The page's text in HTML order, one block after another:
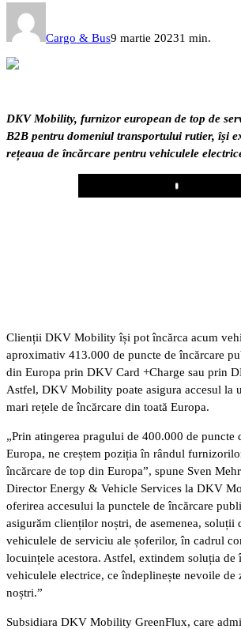
Cargo & Bus9 martie 20231 min.
DKV Mobility, furnizor european de top de
B2B pentru domeniul transportului rutier, își
rețeaua de încărcare pentru vehiculele
Play
Clienții DKV Mobility își pot încărca acum
aproximativ 413.000 de puncte de încărcare
din Europa prin DKV Card +Charge sau prin
Astfel, DKV Mobility poate asigura accesul la
mari rețele de încărcare din toată Europa.
„Prin atingerea pragului de 400.000 de puncte
Europa, ne creștem poziția în rândul
încărcare de top din Europa”, spune Sven
Director Energy & Vehicle Services la DKV
oferirea accesului la punctele de încărcare
asigurăm clienților noștri, de asemenea, soluții
vehiculele de serviciu ale șoferilor, în cadrul
locuințele acestora. Astfel, extindem soluția de
vehiculele electrice, ce îndeplinește nevoile
noștri.”
Subsidiara DKV Mobility GreenFlux, care